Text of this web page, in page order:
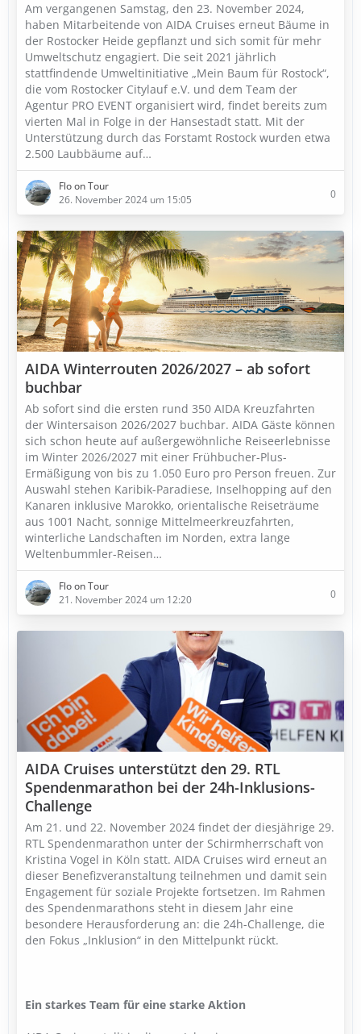
Am vergangenen Samstag, den 23. November 2024,
haben Mitarbeitende von AIDA Cruises erneut Bäume in
der Rostocker Heide gepflanzt und sich somit für mehr
Umweltschutz engagiert. Die seit 2021 jährlich
stattfindende Umweltinitiative „Mein Baum für Rostock“,
die vom Rostocker Citylauf e.V. und dem Team der
Agentur PRO EVENT organisiert wird, findet bereits zum
vierten Mal in Folge in der Hansestadt statt. Mit der
Unterstützung durch das Forstamt Rostock wurden etwa
2.500 Laubbäume auf…
Flo on Tour
26. November 2024 um 15:05
0
AIDA Winterrouten 2026/2027 – ab sofort
buchbar
Ab sofort sind die ersten rund 350 AIDA Kreuzfahrten
der Wintersaison 2026/2027 buchbar. AIDA Gäste können
sich schon heute auf außergewöhnliche Reiseerlebnisse
im Winter 2026/2027 mit einer Frühbucher-Plus-
Ermäßigung von bis zu 1.050 Euro pro Person freuen. Zur
Auswahl stehen Karibik-Paradiese, Inselhopping auf den
Kanaren inklusive Marokko, orientalische Reiseträume
aus 1001 Nacht, sonnige Mittelmeerkreuzfahrten,
winterliche Landschaften im Norden, extra lange
Weltenbummler-Reisen…
Flo on Tour
21. November 2024 um 12:20
0
AIDA Cruises unterstützt den 29. RTL
Spendenmarathon bei der 24h-Inklusions-
Challenge
Am 21. und 22. November 2024 findet der diesjährige 29.
RTL Spendenmarathon unter der Schirmherrschaft von
Kristina Vogel in Köln statt. AIDA Cruises wird erneut an
dieser Benefizveranstaltung teilnehmen und damit sein
Engagement für soziale Projekte fortsetzen. Im Rahmen
des Spendenmarathons steht in diesem Jahr eine
besondere Herausforderung an: die 24h-Challenge, die
den Fokus „Inklusion“ in den Mittelpunkt rückt.
Ein starkes Team für eine starke Aktion